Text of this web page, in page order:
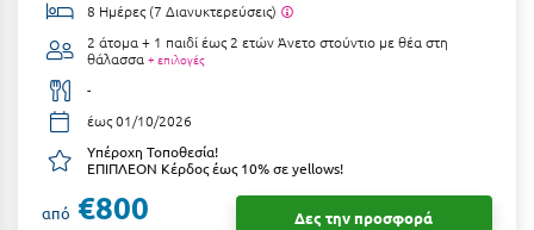
Καρπενήσι
Κάρυστος
Κάσος
Κασσάνδρα
Καστοριά
8 Ημέρες (7 Διανυκτερεύσεις)
2 άτομα + 1 παιδί έως 2 ετώνΆνετο στούντιο με θέα στη
θάλασσα + επιλογές
-
έως 01/10/2026
Υπέροχη Τοποθεσία!
ΕΠΙΠΛΕΟΝ Κέρδος έως 10% σε yellows!
από €800 Δες την προσφορά